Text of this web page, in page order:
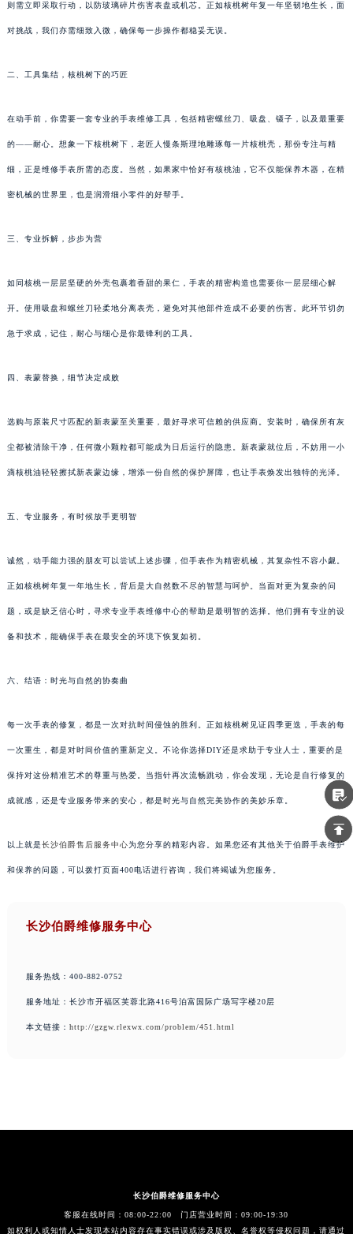
则需立即采取行动，以防玻璃碎片伤害表盘或机芯。正如核桃树年复一年坚韧地生长，面
对挑战，我们亦需细致入微，确保每一步操作都稳妥无误。
二、工具集结，核桃树下的巧匠
在动手前，你需要一套专业的手表维修工具，包括精密螺丝刀、吸盘、镊子，以及最重要
的——耐心。想象一下核桃树下，老匠人慢条斯理地雕琢每一片核桃壳，那份专注与精
细，正是维修手表所需的态度。当然，如果家中恰好有核桃油，它不仅能保养木器，在精
密机械的世界里，也是润滑细小零件的好帮手。
三、专业拆解，步步为营
如同核桃一层层坚硬的外壳包裹着香甜的果仁，手表的精密构造也需要你一层层细心解
开。使用吸盘和螺丝刀轻柔地分离表壳，避免对其他部件造成不必要的伤害。此环节切勿
急于求成，记住，耐心与细心是你最锋利的工具。
四、表蒙替换，细节决定成败
选购与原装尺寸匹配的新表蒙至关重要，最好寻求可信赖的供应商。安装时，确保所有灰
尘都被清除干净，任何微小颗粒都可能成为日后运行的隐患。新表蒙就位后，不妨用一小
滴核桃油轻轻擦拭新表蒙边缘，增添一份自然的保护屏障，也让手表焕发出独特的光泽。
五、专业服务，有时候放手更明智
诚然，动手能力强的朋友可以尝试上述步骤，但手表作为精密机械，其复杂性不容小觑。
正如核桃树年复一年地生长，背后是大自然数不尽的智慧与呵护。当面对更为复杂的问
题，或是缺乏信心时，寻求专业手表维修中心的帮助是最明智的选择。他们拥有专业的设
备和技术，能确保手表在最安全的环境下恢复如初。
六、结语：时光与自然的协奏曲
每一次手表的修复，都是一次对抗时间侵蚀的胜利。正如核桃树见证四季更迭，手表的每
一次重生，都是对时间价值的重新定义。不论你选择DIY还是求助于专业人士，重要的是
保持对这份精准艺术的尊重与热爱。当指针再次流畅跳动，你会发现，无论是自行修复的
成就感，还是专业服务带来的安心，都是时光与自然完美协作的美妙乐章。
以上就是长沙伯爵售后服务中心为您分享的精彩内容。如果您还有其他关于伯爵手表维护
和保养的问题，可以拨打页面400电话进行咨询，我们将竭诚为您服务。
长沙伯爵维修服务中心
服务热线：400-882-0752
服务地址：长沙市开福区芙蓉北路416号泊富国际广场写字楼20层
本文链接： http://gzgw.rlexwx.com/problem/451.html
长沙伯爵维修服务中心
客服在线时间：08:00-22:00 门店营业时间：09:00-19:30
如权利人或知情人士发现本站内容存在事实错误或涉及版权、名誉权等侵权问题，请通过